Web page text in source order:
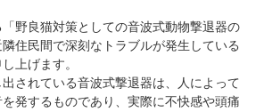
野良猫対策としての音波式動物撃退器の
住民間で深刻なトラブルが発生している
上げます。
されている音波式撃退器は、人によって
発するものであり、実際に不快感や頭痛